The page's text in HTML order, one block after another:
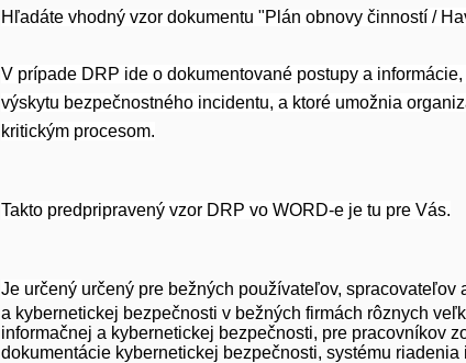
Hľadáte vhodný vzor dokumentu "Plán obnovy činností /
V prípade DRP ide o dokumentované postupy a
výskytu bezpečnostného incidentu, a ktoré umožnia
kritickým procesom.
Takto predpripravený vzor DRP vo WORD-e je tu pre Vás.
Je určený určený pre bežných používateľov,
a kybernetickej bezpečnosti v bežných firmách rôznych
informačnej a kybernetickej bezpečnosti, pre pracovníkov
dokumentácie kybernetickej bezpečnosti, systému